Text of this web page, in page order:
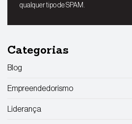
qualquer tipo de SPAM.
Categorias
Blog
Empreendedorismo
Liderança